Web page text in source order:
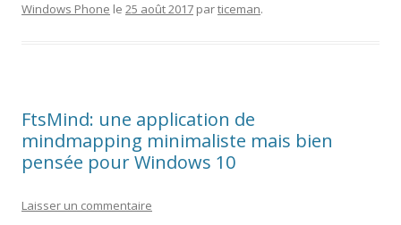
Windows Phone le 25 août 2017 particeman.
FtsMind: une application de
mindmapping minimaliste mais bien
pensée pour Windows 10
Laisser un commentaire